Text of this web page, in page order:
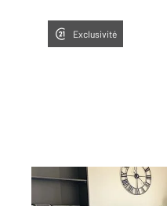
Exclusivité
AUXERRE 89